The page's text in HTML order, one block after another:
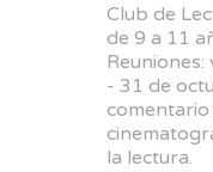
Club de
de 9 a 11
- 31 de
la lectura.